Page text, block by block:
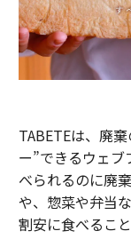
TABETEは、廃
ー”できるウェ
べられるのに廃
や、惣菜や弁当
割安に食べるこ